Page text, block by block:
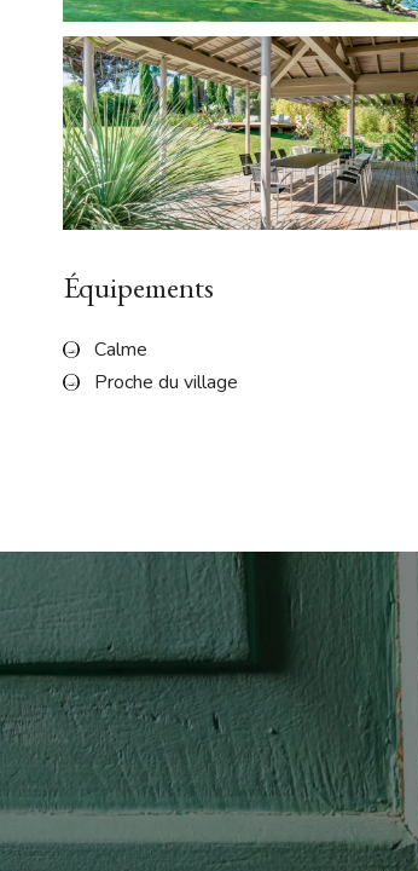
Équipements
Calme
Proche du village